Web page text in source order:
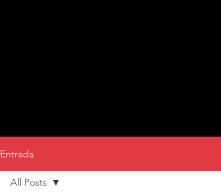
Entrada
All Posts